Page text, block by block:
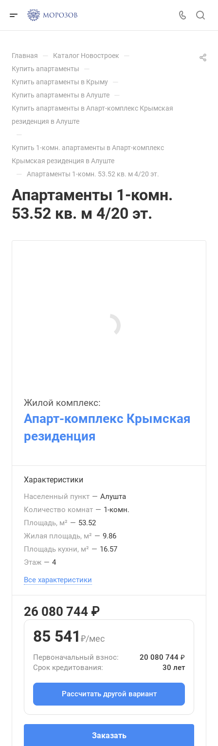
Главная — Каталог Новостроек —
Купить апартаменты —
Купить апартаменты в Крыму —
Купить апартаменты в Алуште —
Купить апартаменты в Апарт-комплекс Крымская
резиденция в Алуште
—
Купить 1-комн. апартаменты в Апарт-комплекс
Крымская резиденция в Алуште
— Апартаменты 1-комн. 53.52 кв. м 4/20 эт.
Апартаменты 1-комн.
53.52 кв. м 4/20 эт.
Жилой комплекс:
Апарт-комплекс Крымская
резиденция
Характеристики
Населенный пункт — Алушта
Количество комнат — 1-комн.
Площадь, м² — 53.52
Жилая площадь, м² — 9.86
Площадь кухни, м² — 16.57
Этаж — 4
Все характеристики
26 080 744 ₽
85 541 ₽/мес
Первоначальный взнос:
20 080 744 ₽
Срок кредитования:
30 лет
Рассчитать другой вариант
Заказать